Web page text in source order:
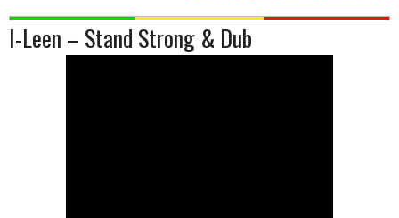
I-Leen – Stand Strong & Dub